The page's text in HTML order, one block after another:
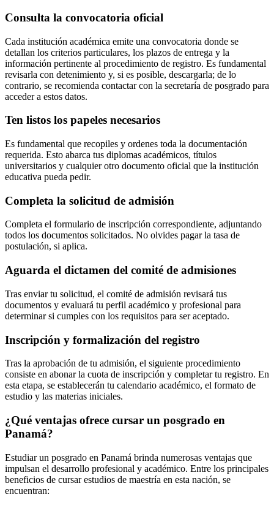
Consulta la convocatoria oficial
Cada institución académica emite una convocatoria donde se
detallan los criterios particulares, los plazos de entrega y la
información pertinente al procedimiento de registro. Es fundamental
revisarla con detenimiento y, si es posible, descargarla; de lo
contrario, se recomienda contactar con la secretaría de posgrado para
acceder a estos datos.
Ten listos los papeles necesarios
Es fundamental que recopiles y ordenes toda la documentación
requerida. Esto abarca tus diplomas académicos, títulos
universitarios y cualquier otro documento oficial que la institución
educativa pueda pedir.
Completa la solicitud de admisión
Completa el formulario de inscripción correspondiente, adjuntando
todos los documentos solicitados. No olvides pagar la tasa de
postulación, si aplica.
Aguarda el dictamen del comité de admisiones
Tras enviar tu solicitud, el comité de admisión revisará tus
documentos y evaluará tu perfil académico y profesional para
determinar si cumples con los requisitos para ser aceptado.
Inscripción y formalización del registro
Tras la aprobación de tu admisión, el siguiente procedimiento
consiste en abonar la cuota de inscripción y completar tu registro. En
esta etapa, se establecerán tu calendario académico, el formato de
estudio y las materias iniciales.
¿Qué ventajas ofrece cursar un posgrado en
Panamá?
Estudiar un posgrado en Panamá brinda numerosas ventajas que
impulsan el desarrollo profesional y académico. Entre los principales
beneficios de cursar estudios de maestría en esta nación, se
encuentran: